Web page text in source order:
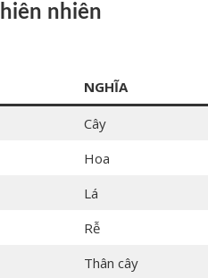
nhiên
NGHĨA
Cây
Hoa
Lá
Rễ
Thân cây